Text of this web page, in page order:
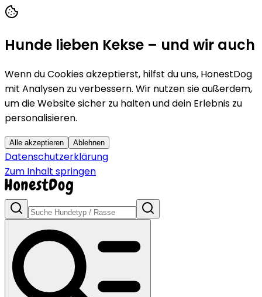
Hunde lieben Kekse – und wir auch
Wenn du Cookies akzeptierst, hilfst du uns, HonestDog
mit Analysen zu verbessern. Wir nutzen sie außerdem,
um die Website sicher zu halten und dein Erlebnis zu
personalisieren.
Alle akzeptieren Ablehnen
Datenschutzerklärung
Zum Inhalt springen